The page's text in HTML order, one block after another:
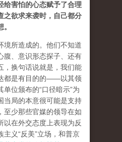
给害怕的心态赋予了合理
之欲求来袭时，自己都分
境所造成的。他们不知道
腹、意识形态探子、还有
，换句话说就是，我们能
都是有目的的——以其领
位颁布的“口径暗示”为
当局的本意很可能是支持
至少那些官媒的领导在如
以在外交态度上表现为反
主义“反美”立场，和普京